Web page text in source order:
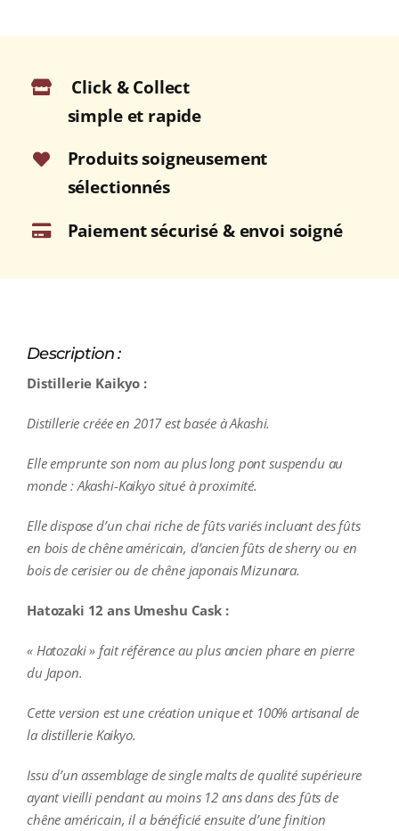
Click & Collect
simple et rapide
Produits soigneusement
sélectionnés
Paiement sécurisé & envoi soigné
Description :
Distillerie Kaikyo :
Distillerie créée en 2017 est basée à Akashi.
Elle emprunte son nom au plus long pont suspendu au
monde : Akashi-Kaikyo situé à proximité.
Elle dispose d’un chai riche de fûts variés incluant des fûts
en bois de chêne américain, d’ancien fûts de sherry ou en
bois de cerisier ou de chêne japonais Mizunara.
Hatozaki 12 ans Umeshu Cask :
« Hatozaki » fait référence au plus ancien phare en pierre
du Japon.
Cette version est une création unique et 100% artisanal de
la distillerie Kaikyo.
Issu d’un assemblage de single malts de qualité supérieure
ayant vieilli pendant au moins 12 ans dans des fûts de
chêne américain, il a bénéficié ensuite d’une finition